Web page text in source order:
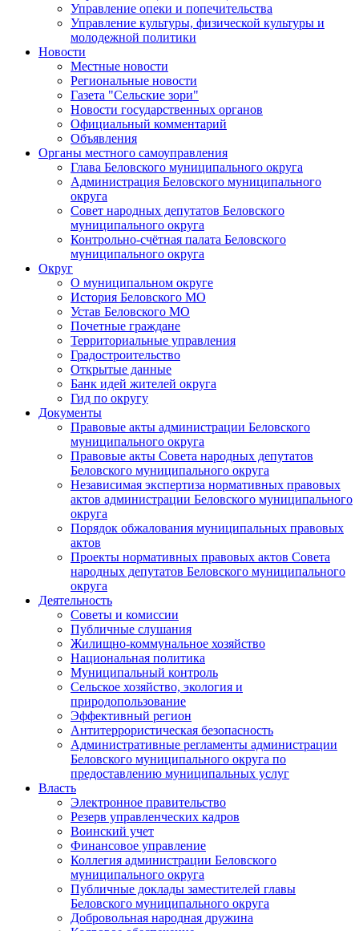
Управление опеки и попечительства
Управление культуры, физической культуры и
молодежной политики
Новости
Местные новости
Региональные новости
Газета "Сельские зори"
Новости государственных органов
Официальный комментарий
Объявления
Органы местного самоуправления
Глава Беловского муниципального округа
Администрация Беловского муниципального
округа
Совет народных депутатов Беловского
муниципального округа
Контрольно-счётная палата Беловского
муниципального округа
Округ
О муниципальном округе
История Беловского МО
Устав Беловского МО
Почетные граждане
Территориальные управления
Градостроительство
Открытые данные
Банк идей жителей округа
Гид по округу
Документы
Правовые акты администрации Беловского
муниципального округа
Правовые акты Совета народных депутатов
Беловского муниципального округа
Независимая экспертиза нормативных правовых
актов администрации Беловского муниципального
округа
Порядок обжалования муниципальных правовых
актов
Проекты нормативных правовых актов Совета
народных депутатов Беловского муниципального
округа
Деятельность
Советы и комиссии
Публичные слушания
Жилищно-коммунальное хозяйство
Национальная политика
Муниципальный контроль
Сельское хозяйство, экология и
природопользование
Эффективный регион
Антитеррористическая безопасность
Административные регламенты администрации
Беловского муниципального округа по
предоставлению муниципальных услуг
Власть
Электронное правительство
Резерв управленческих кадров
Воинский учет
Финансовое управление
Коллегия администрации Беловского
муниципального округа
Публичные доклады заместителей главы
Беловского муниципального округа
Добровольная народная дружина